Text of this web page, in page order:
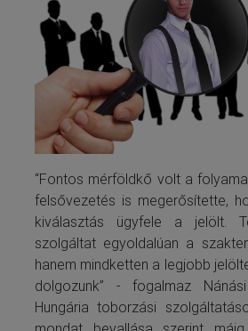
“Fontos mérföldkő volt a
felsővezetés is megerősítette,
kiválasztás ügyfele a jelölt.
szolgáltat egyoldalúan a
hanem mindketten a legjobb
dolgozunk” - fogalmaz
Hungária toborzási